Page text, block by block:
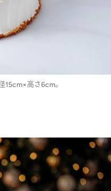
15cm×高さ6cm。